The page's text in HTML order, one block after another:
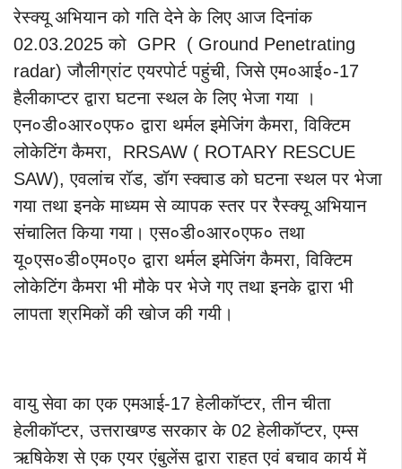
रेस्क्यू अभियान को गति देने के लिए आज दिनांक
02.03.2025 को GPR ( Ground Penetrating
radar) जौलीग्रांट एयरपोर्ट पहुंची, जिसे एम०आई०-17
हैलीकाप्टर द्वारा घटना स्थल के लिए भेजा गया ।
एन०डी०आर०एफ० द्वारा थर्मल इमेजिंग कैमरा, विक्टिम
लोकेटिंग कैमरा, RRSAW ( ROTARY RESCUE
SAW), एवलांच रॉड, डॉग स्क्वाड को घटना स्थल पर भेजा
गया तथा इनके माध्यम से व्यापक स्तर पर रैस्क्यू अभियान
संचालित किया गया। एस०डी०आर०एफ० तथा
यू०एस०डी०एम०ए० द्वारा थर्मल इमेजिंग कैमरा, विक्टिम
लोकेटिंग कैमरा भी मौके पर भेजे गए तथा इनके द्वारा भी
लापता श्रमिकों की खोज की गयी।
वायु सेवा का एक एमआई-17 हेलीकॉप्टर, तीन चीता
हेलीकॉप्टर, उत्तराखण्ड सरकार के 02 हेलीकॉप्टर, एम्स
ऋषिकेश से एक एयर एंबुलेंस द्वारा राहत एवं बचाव कार्य में